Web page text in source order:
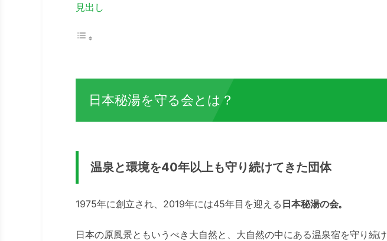
見出し
日本秘湯を守る会とは？
温泉と環境を40年以上も守り続けてきた団体
1975年に創立され、2019年には45年目を迎える 日本秘湯の会。
日本の原風景ともいうべき大自然と、大自然の中にある温泉宿を守り続け